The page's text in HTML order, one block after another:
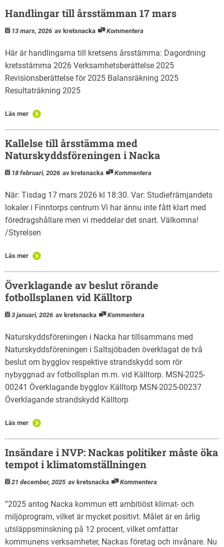
Handlingar till årsstämman 17 mars
13 mars, 2026 av kretsnacka Kommentera
Här är handlingarna till kretsens årsstämma: Dagordning
kretsstämma 2026 Verksamhetsberättelse 2025
Revisionsberättelse för 2025 Balansräkning 2025
Resultaträkning 2025
Läs mer
Kallelse till årsstämma med
Naturskyddsföreningen i Nacka
18 februari, 2026 av kretsnacka Kommentera
När: Tisdag 17 mars 2026 kl 18:30. Var: Studiefrämjandets
lokaler i Finntorps centrum Vi har ännu inte fått klart med
föredragshållare men vi meddelar det snart. Välkomna!
/Styrelsen
Läs mer
Överklagande av beslut rörande
fotbollsplanen vid Källtorp
3 januari, 2026 av kretsnacka Kommentera
Naturskyddsföreningen i Nacka har tillsammans med
Naturskyddsföreningen i Saltsjöbaden överklagat de två
beslut om bygglov respektive strandskydd som rör
nybyggnad av fotbollsplan m.m. vid Källtorp. MSN-2025-
00241 Överklagande bygglov Källtorp MSN-2025-00237
Överklagande strandskydd Källtorp
Läs mer
Insändare i NVP: Nackas politiker måste öka
tempot i klimatomställningen
21 december, 2025 av kretsnacka Kommentera
”2025 antog Nacka kommun ett ambitiöst klimat- och
miljöprogram, vilket är mycket positivt. Målet är en årlig
utsläppsminskning på 12 procent, vilket omfattar
kommunens verksamheter, Nackas företag och invånare. Nu